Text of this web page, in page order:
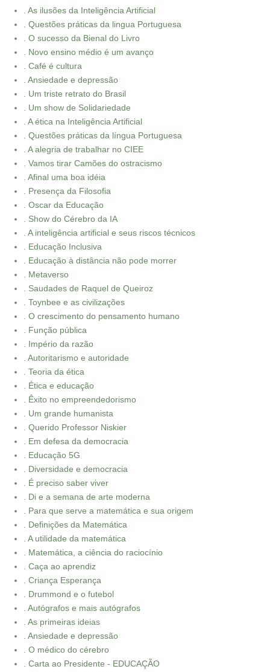
. As ilusões da Inteligência Artificial
. Questões práticas da lingua Portuguesa
. O sucesso da Bienal do Livro
. Novo ensino médio é um avanço
. Café é cultura
. Ansiedade e depressão
. Um triste retrato do Brasil
. Um show de Solidariedade
. A ética na Inteligência Artificial
. Questões práticas da língua Portuguesa
. A alegria de trabalhar no CIEE
. Vamos tirar Camões do ostracismo
. Afinal uma boa idéia
. Presença da Filosofia
. Oscar da Educação
. Show do Cérebro da IA
. A inteligência artificial e seus riscos técnicos
. Educação Inclusiva
. Educação à distância não pode morrer
. Metaverso
. Saudades de Raquel de Queiroz
. Toynbee e as civilizações
. O crescimento do pensamento humano
. Função pública
. Império da razão
. Autoritarismo e autoridade
. Teoria da ética
. Ética e educação
. Êxito no empreendedorismo
. Um grande humanista
. Querido Professor Niskier
. Em defesa da democracia
. Educação 5G
. Diversidade e democracia
. É preciso saber viver
. Di e a semana de arte moderna
. Para que serve a matemática e sua origem
. Definições da Matemática
. A utilidade da matemática
. Matemática, a ciência do raciocínio
. Caça ao aprendiz
. Criança Esperança
. Drummond e o futebol
. Autógrafos e mais autógrafos
. As primeiras ideias
. Ansiedade e depressão
. O médico do cérebro
. Carta ao Presidente - EDUCAÇÃO